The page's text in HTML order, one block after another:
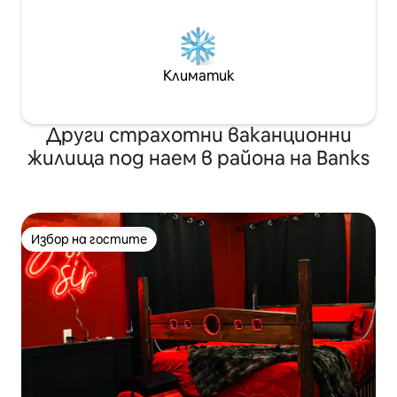
Климатик
Други страхотни ваканционни
жилища под наем в района на Banks
Избор на гостите
Избор на гостите